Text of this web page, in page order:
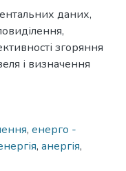
даних,
згоряння
і визначення
, енерго -
, анергія,